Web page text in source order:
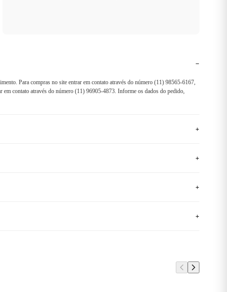
−
Para compras no site entrar em contato através do número (11) 98565-6167,
contato através do número (11) 96905-4873. Informe os dados do pedido,
+
+
+
+